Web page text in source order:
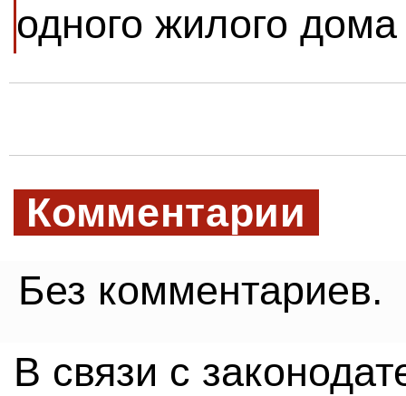
одного жилого
Комментарии
Без комментариев.
В связи с